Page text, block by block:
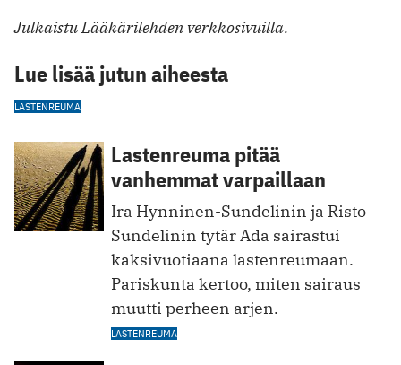
Julkaistu Lääkärilehden verkkosivuilla.
Lue lisää jutun aiheesta
LASTENREUMA
Lastenreuma pitää
vanhemmat varpaillaan
Ira Hynninen-Sundelinin ja Risto
Sundelinin tytär Ada sairastui
kaksivuotiaana lastenreumaan.
Pariskunta kertoo, miten sairaus
muutti perheen arjen.
LASTENREUMA